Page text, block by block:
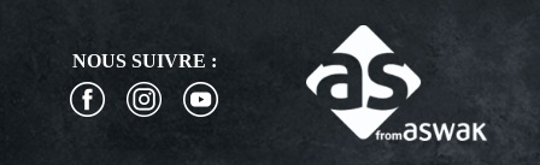
NOUS SUIVRE :